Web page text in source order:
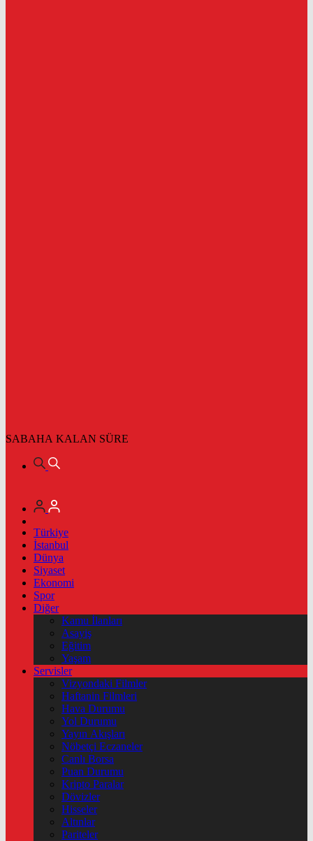
SABAHA KALAN SÜRE
Türkiye
İstanbul
Dünya
Siyaset
Ekonomi
Spor
Diğer
Kamu İlanları
Asayiş
Eğitim
Yaşam
Servisler
Vizyondaki Filmler
Haftanin Filmleri
Hava Durumu
Yol Durumu
Yayın Akışları
Nöbetçi Eczaneler
Canlı Borsa
Puan Durumu
Kripto Paralar
Dövizler
Hisseler
Altınlar
Pariteler